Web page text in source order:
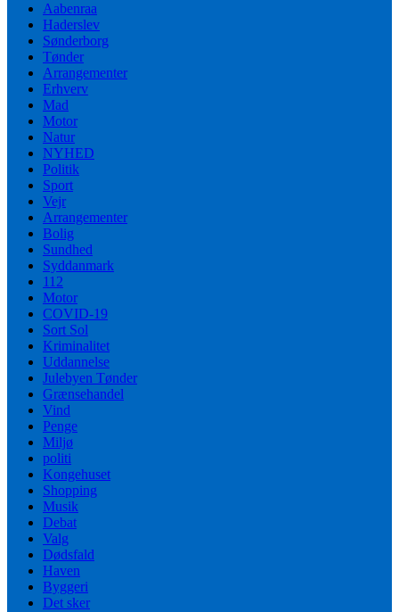
Aabenraa
Haderslev
Sønderborg
Tønder
Arrangementer
Erhverv
Mad
Motor
Natur
NYHED
Politik
Sport
Vejr
Arrangementer
Bolig
Sundhed
Syddanmark
112
Motor
COVID-19
Sort Sol
Kriminalitet
Uddannelse
Julebyen Tønder
Grænsehandel
Vind
Penge
Miljø
politi
Kongehuset
Shopping
Musik
Debat
Valg
Dødsfald
Haven
Byggeri
Det sker